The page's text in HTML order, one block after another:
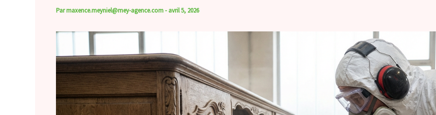
Parmaxence.meyniel@mey-agence.com- avril 5, 2026